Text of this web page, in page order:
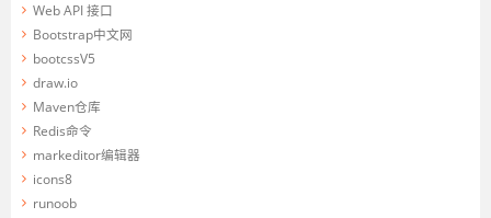
Web API 接口
Bootstrap中文网
bootcssV5
draw.io
Maven仓库
Redis命令
markeditor编辑器
icons8
runoob